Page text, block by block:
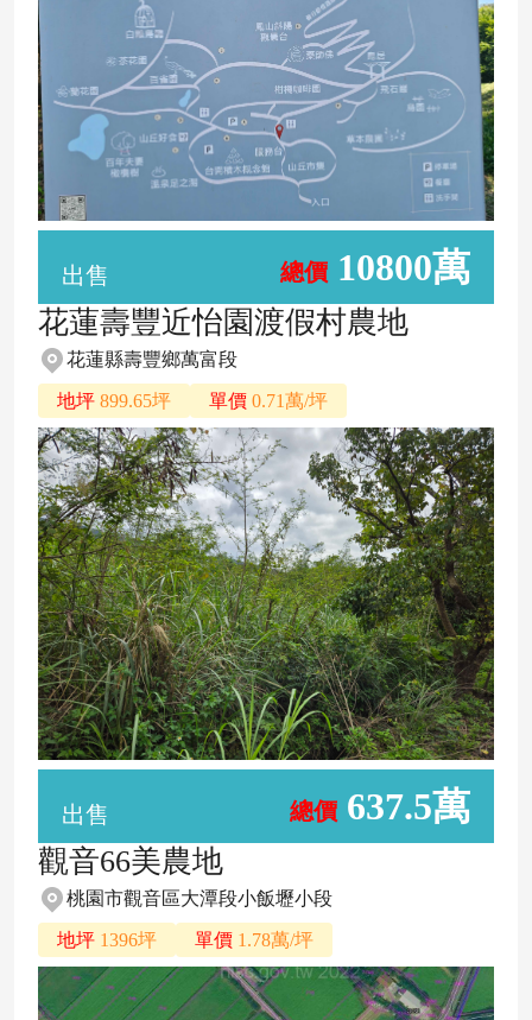
出售 總價 10800萬
花蓮壽豐近怡園渡假村農地
花蓮縣壽豐鄉萬富段
地坪 899.65坪 單價 0.71萬/坪
出售 總價 637.5萬
觀音66美農地
桃園市觀音區大潭段小飯壢小段
地坪 1396坪 單價 1.78萬/坪